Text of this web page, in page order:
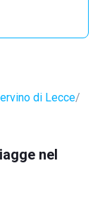
di Lecce
nel